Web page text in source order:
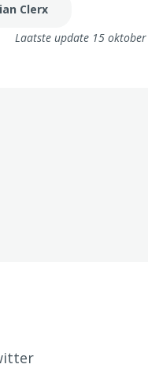
Clerx
Laatste update 15